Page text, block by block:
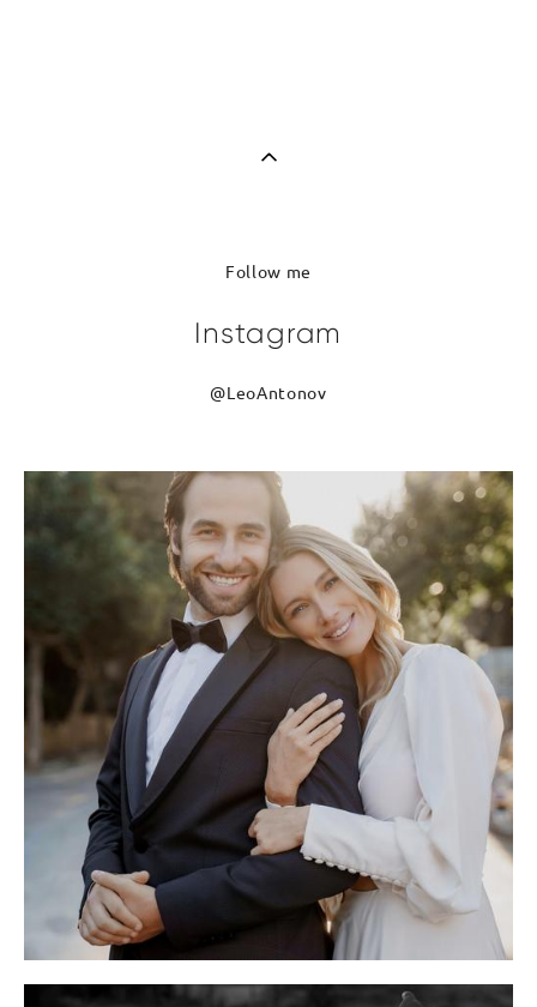
Follow me
Instagram
@LeoAntonov